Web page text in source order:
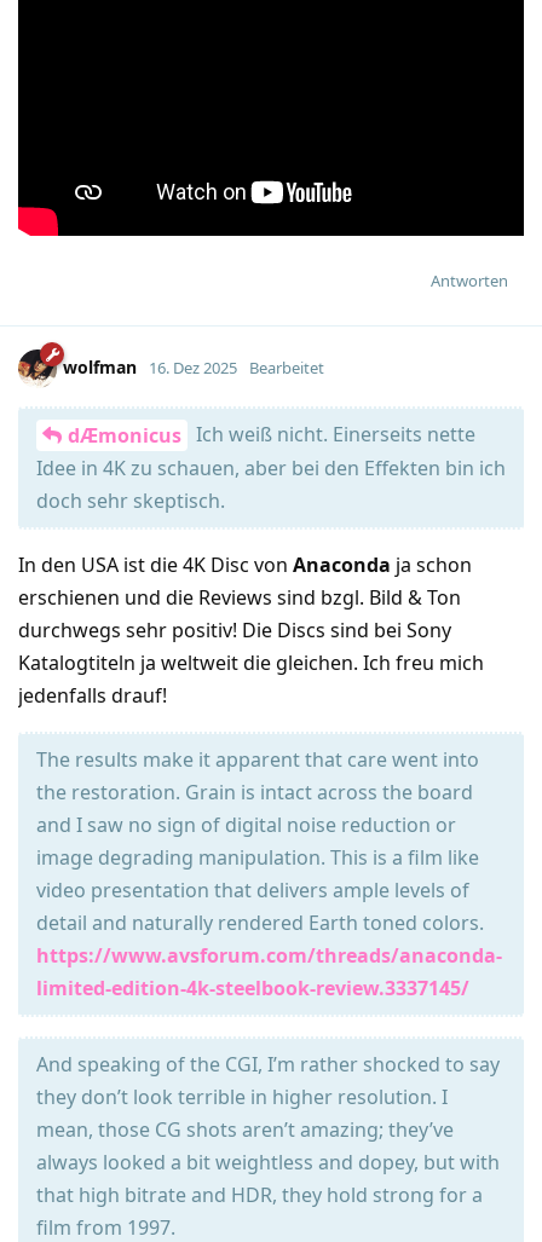
Antworten
wolfman 16. Dez 2025 Bearbeitet
dÆmonicus Ich weiß nicht. Einerseits nette
Idee in 4K zu schauen, aber bei den Effekten bin ich
doch sehr skeptisch.
In den USA ist die 4K Disc von Anaconda ja schon
erschienen und die Reviews sind bzgl. Bild & Ton
durchwegs sehr positiv! Die Discs sind bei Sony
Katalogtiteln ja weltweit die gleichen. Ich freu mich
jedenfalls drauf!
The results make it apparent that care went into
the restoration. Grain is intact across the board
and I saw no sign of digital noise reduction or
image degrading manipulation. This is a film like
video presentation that delivers ample levels of
detail and naturally rendered Earth toned colors.
https://www.avsforum.com/threads/anaconda-
limited-edition-4k-steelbook-review.3337145/
And speaking of the CGI, I’m rather shocked to say
they don’t look terrible in higher resolution. I
mean, those CG shots aren’t amazing; they’ve
always looked a bit weightless and dopey, but with
that high bitrate and HDR, they hold strong for a
film from 1997.